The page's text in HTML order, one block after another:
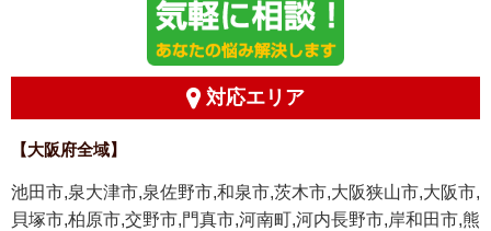
対応エリア
【大阪府全域】
池田市,泉大津市,泉佐野市,和泉市,茨木市,大阪狭山市,大阪市,
貝塚市,柏原市,交野市,門真市,河南町,河内長野市,岸和田市,熊